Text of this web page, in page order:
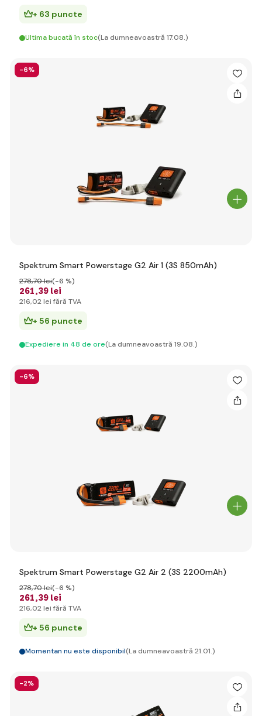
+ 63 puncte
Ultima bucată în stoc(La dumneavoastră 17.08.)
-6%
Spektrum Smart Powerstage G2 Air 1 (3S 850mAh)
261,39 lei
278,70 lei(-6 %)
216,02 lei fără TVA
+ 56 puncte
Expediere in 48 de ore(La dumneavoastră 19.08.)
-6%
Spektrum Smart Powerstage G2 Air 2 (3S 2200mAh)
261,39 lei
278,70 lei(-6 %)
216,02 lei fără TVA
+ 56 puncte
Momentan nu este disponibil(La dumneavoastră 21.01.)
-2%